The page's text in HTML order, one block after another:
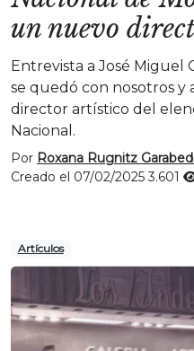
un nuevo
Entrevista a José
se quedó con nosotros y
director artístico del
Nacional.
Por Roxana Rugnitz
Creado el 07/02/20253.601
Artículos